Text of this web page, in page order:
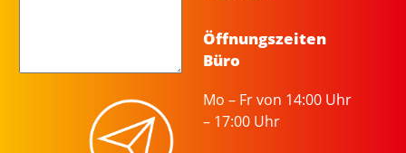
Öffnungszeiten
Büro
Mo – Fr von 14:00 Uhr
– 17:00 Uhr